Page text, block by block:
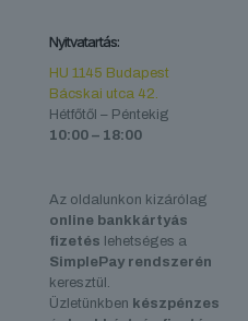
Nyitvatartás:
HU 1145 Budapest
Bácskai utca 42.
Hétfőtől – Péntekig
10:00 – 18:00
Az oldalunkon kizárólag
online bankkártyás
fizetés lehetséges a
SimplePay rendszerén
keresztül.
Üzletünkben készpénzes